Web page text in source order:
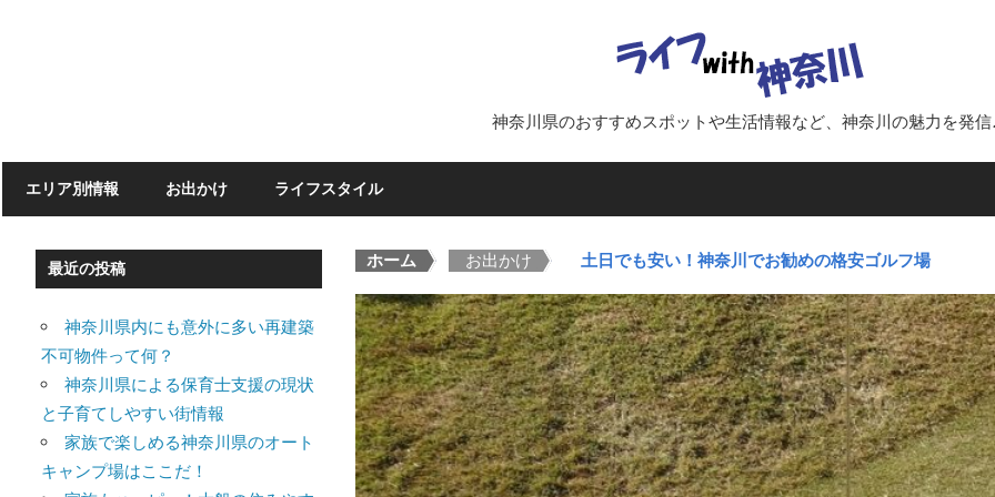
イ
フ
神
奈
川
神奈川県のおすすめスポットや生活情報など、神奈川の魅力を発信
エリア別情報 お出かけ ライフスタイル
ホーム > お出かけ > 土日でも安い！神奈川でお勧めの格安ゴルフ場
最近の投稿
神奈川県内にも意外に多い再建築
不可物件って何？
神奈川県による保育士支援の現状
と子育てしやすい街情報
家族で楽しめる神奈川県のオート
キャンプ場はここだ！